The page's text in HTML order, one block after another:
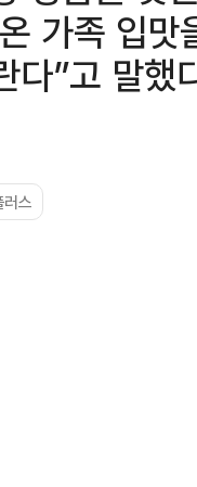
가족 입
다”고 말했
스